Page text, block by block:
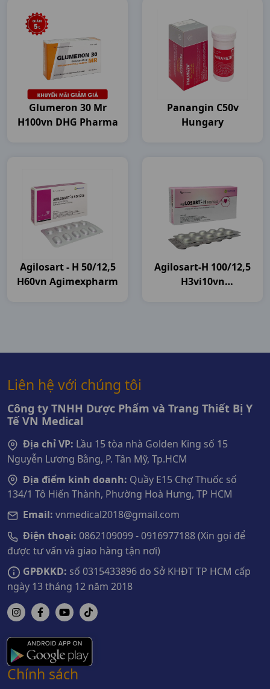
Glumeron 30 Mr
H100vn DHG Pharma
Panangin C50v
Hungary
Agilosart - H 50/12,5
H60vn Agimexpharm
Agilosart-H 100/12,5
H3vi10vn
Liên hệ với chúng tôi
Công ty TNHH Dược Phẩm và Trang Thiết Bị Y
Tế VN Medical
Địa chỉ VP: Lầu 15 tòa nhà Golden King số 15
Nguyễn Lương Bằng, P. Tân Mỹ, Tp.HCM
Địa điểm kinh doanh: Quầy E15 Chợ Thuốc số
134/1 Tô Hiến Thành, Phường Hoà Hưng, TP HCM
Email: vnmedical2018@gmail.com
Điện thoại: 0862109099 - 0916977188 (Xin gọi để
được tư vấn và giao hàng tận nơi)
GPĐKKD: số 0315433896 do Sở KHĐT TP HCM cấp
ngày 13 tháng 12 năm 2018
Chính sách